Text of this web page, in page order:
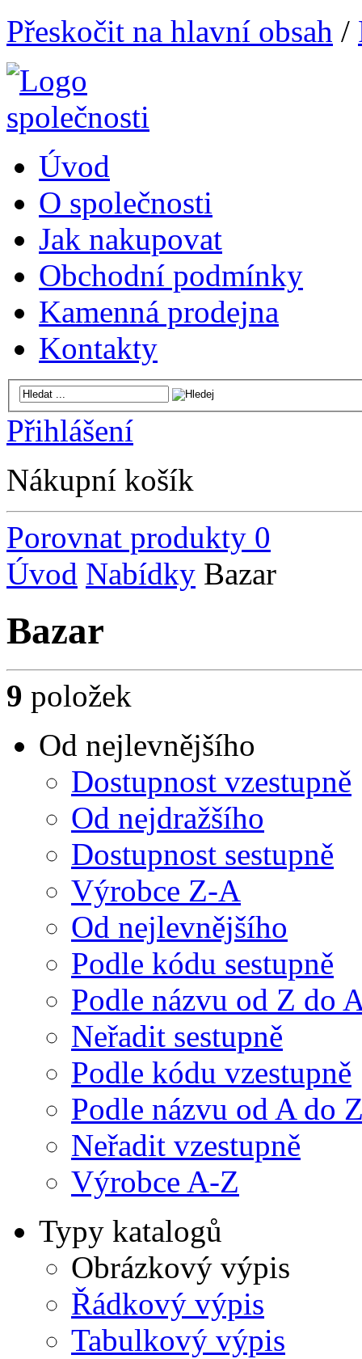
Přeskočit na hlavní obsah /
Úvod
O společnosti
Jak nakupovat
Obchodní podmínky
Kamenná prodejna
Kontakty
Přihlášení
Nákupní košík
Porovnat produkty 0
Úvod Nabídky Bazar
Bazar
9 položek
Od nejlevnějšího
Dostupnost vzestupně
Od nejdražšího
Dostupnost sestupně
Výrobce Z-A
Od nejlevnějšího
Podle kódu sestupně
Podle názvu od Z do
Neřadit sestupně
Podle kódu vzestupně
Podle názvu od A do
Neřadit vzestupně
Výrobce A-Z
Typy katalogů
Obrázkový výpis
Řádkový výpis
Tabulkový výpis